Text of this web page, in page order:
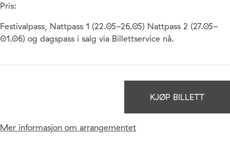
Pris:
Festivalpass, Nattpass 1 (22.05-26.05) Nattpass 2 (27.05-
01.06) og dagspass i salg via Billettservice nå.
KJØP BILLETT
Mer informasjon om arrangementet